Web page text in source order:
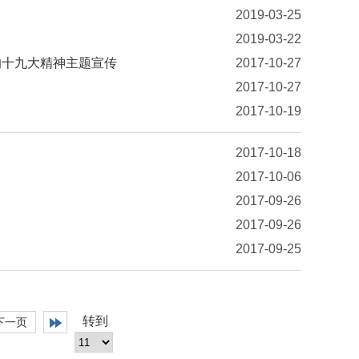
2019-03-25
2019-03-22
2017-10-27
九大精神主题宣传
2017-10-27
2017-10-19
2017-10-18
2017-10-06
2017-09-26
2017-09-26
2017-09-25
一页 转到